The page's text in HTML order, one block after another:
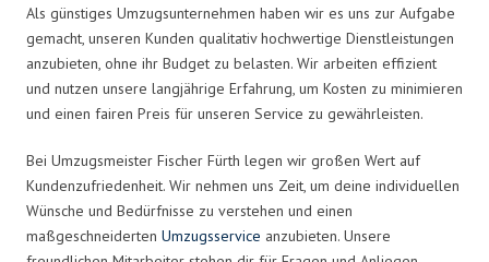
Als günstiges Umzugsunternehmen haben wir es uns zur Aufgabe
gemacht, unseren Kunden qualitativ hochwertige Dienstleistungen
anzubieten, ohne ihr Budget zu belasten. Wir arbeiten effizient
und nutzen unsere langjährige Erfahrung, um Kosten zu minimieren
und einen fairen Preis für unseren Service zu gewährleisten.
Bei Umzugsmeister Fischer Fürth legen wir großen Wert auf
Kundenzufriedenheit. Wir nehmen uns Zeit, um deine individuellen
Wünsche und Bedürfnisse zu verstehen und einen
maßgeschneiderten Umzugsservice anzubieten. Unsere